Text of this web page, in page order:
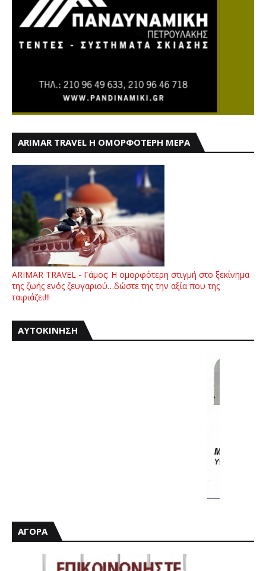
ARIMAR TRAVEL Η ΟΜΟΡΦΟΤΕΡΗ ΜΕΡΑ
ARIMAR TRAVEL - Γάμος: Η ομορφότερη στιγμή στο ξεκίνημα
της ζωής ενός ζευγαριού…δώστε της την αξία που της
ταιριάζει!!!
ΑΥΤΟΚΙΝΗΣΗ
ΑΓΟΡΑ